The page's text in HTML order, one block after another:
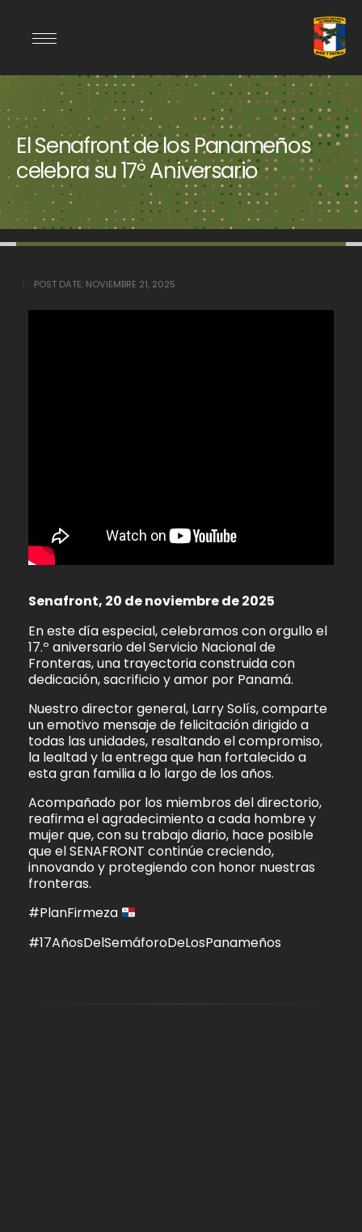
El Senafront de los Panameños
celebra su 17º Aniversario
POST DATE: NOVIEMBRE 21, 2025
Senafront, 20 de noviembre de 2025
En este día especial, celebramos con orgullo el
17.º aniversario del Servicio Nacional de
Fronteras, una trayectoria construida con
dedicación, sacrificio y amor por Panamá.
Nuestro director general, Larry Solís, comparte
un emotivo mensaje de felicitación dirigido a
todas las unidades, resaltando el compromiso,
la lealtad y la entrega que han fortalecido a
esta gran familia a lo largo de los años.
Acompañado por los miembros del directorio,
reafirma el agradecimiento a cada hombre y
mujer que, con su trabajo diario, hace posible
que el SENAFRONT continúe creciendo,
innovando y protegiendo con honor nuestras
fronteras.
#PlanFirmeza
#17AñosDelSemáforoDeLosPanameños